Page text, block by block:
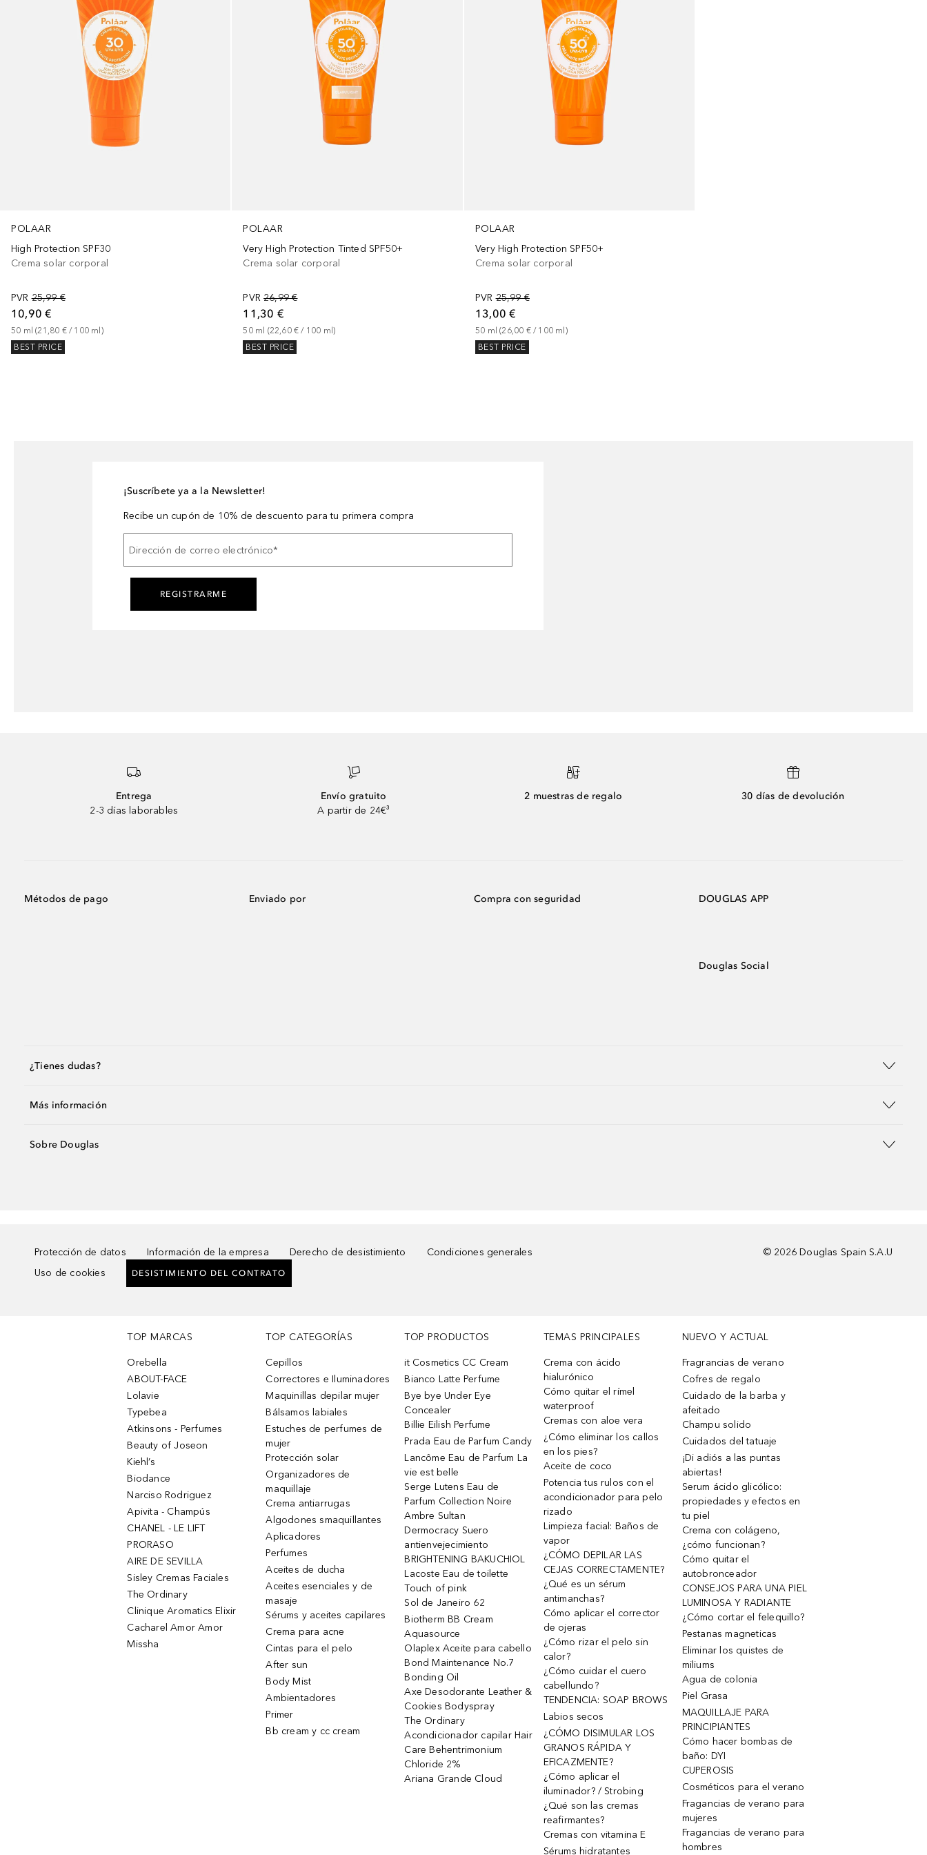
POLAAR
High Protection SPF30
Crema solar corporal
PVR 25,99 €
10,90 €
50 ml (21,80 € / 100 ml)
BEST PRICE
POLAAR
Very High Protection Tinted SPF50+
Crema solar corporal
PVR 26,99 €
11,30 €
50 ml (22,60 € / 100 ml)
BEST PRICE
POLAAR
Very High Protection SPF50+
Crema solar corporal
PVR 25,99 €
13,00 €
50 ml (26,00 € / 100 ml )
BEST PRICE
¡Suscríbete ya a la Newsletter!
Recibe un cupón de 10% de descuento para tu primera compra
Dirección de correo electrónico*
REGISTRARME
Entrega
2-3 días laborables
Envío gratuito
A partir de 24€³
2 muestras de regalo 30 días de devolución
Métodos de pago Enviado por Compra con seguridad DOUGLAS APP
Douglas Social
¿Tienes dudas?
Más información
Sobre Douglas
Protección de datos Información de la empresa Derecho de desistimiento
Condiciones generales
Uso de cookies
DESISTIMIENTO DEL CONTRATO
© 2026 Douglas Spain S.A.U
TOP MARCAS
Orebella
ABOUT-FACE
Lolavie
Typebea
Atkinsons - Perfumes
Beauty of Joseon
Kiehl’s
Biodance
Narciso Rodriguez
Apivita - Champús
CHANEL - LE LIFT
PRORASO
AIRE DE SEVILLA
Sisley Cremas Faciales
The Ordinary
Clinique Aromatics Elixir
Cacharel Amor Amor
Missha
TOP CATEGORÍAS
Cepillos
Correctores e Iluminadores
Maquinillas depilar mujer
Bálsamos labiales
Estuches de perfumes de
mujer
Protección solar
Organizadores de
maquillaje
Crema antiarrugas
Algodones smaquillantes
Aplicadores
Perfumes
Aceites de ducha
Aceites esenciales y de
masaje
Sérums y aceites capilares
Crema para acne
Cintas para el pelo
After sun
Body Mist
Ambientadores
Primer
Bb cream y cc cream
TOP PRODUCTOS
it Cosmetics CC Cream
Bianco Latte Perfume
Bye bye Under Eye
Concealer
Billie Eilish Perfume
Prada Eau de Parfum Candy
Lancôme Eau de Parfum La
vie est belle
Serge Lutens Eau de
Parfum Collection Noire
Ambre Sultan
Dermocracy Suero
antienvejecimiento
BRIGHTENING BAKUCHIOL
Lacoste Eau de toilette
Touch of pink
Sol de Janeiro 62
Biotherm BB Cream
Aquasource
Olaplex Aceite para cabello
Bond Maintenance No.7
Bonding Oil
Axe Desodorante Leather &
Cookies Bodyspray
The Ordinary
Acondicionador capilar Hair
Care Behentrimonium
Chloride 2%
Ariana Grande Cloud
TEMAS PRINCIPALES
Crema con ácido
hialurónico
Cómo quitar el rímel
waterproof
Cremas con aloe vera
¿Cómo eliminar los callos
en los pies?
Aceite de coco
Potencia tus rulos con el
acondicionador para pelo
rizado
Limpieza facial: Baños de
vapor
¿CÓMO DEPILAR LAS
CEJAS CORRECTAMENTE?
¿Qué es un sérum
antimanchas?
Cómo aplicar el corrector
de ojeras
¿Cómo rizar el pelo sin
calor?
¿Cómo cuidar el cuero
cabellundo?
TENDENCIA: SOAP BROWS
Labios secos
¿CÓMO DISIMULAR LOS
GRANOS RÁPIDA Y
EFICAZMENTE?
¿Cómo aplicar el
iluminador? / Strobing
¿Qué son las cremas
reafirmantes?
Cremas con vitamina E
Sérums hidratantes
NUEVO Y ACTUAL
Fragrancias de verano
Cofres de regalo
Cuidado de la barba y
afeitado
Champu solido
Cuidados del tatuaje
¡Di adiós a las puntas
abiertas!
Serum ácido glicólico:
propiedades y efectos en
tu piel
Crema con colágeno,
¿cómo funcionan?
Cómo quitar el
autobronceador
CONSEJOS PARA UNA PIEL
LUMINOSA Y RADIANTE
¿Cómo cortar el felequillo?
Pestanas magneticas
Eliminar los quistes de
miliums
Agua de colonia
Piel Grasa
MAQUILLAJE PARA
PRINCIPIANTES
Cómo hacer bombas de
baño: DYI
CUPEROSIS
Cosméticos para el verano
Fragancias de verano para
mujeres
Fragancias de verano para
hombres